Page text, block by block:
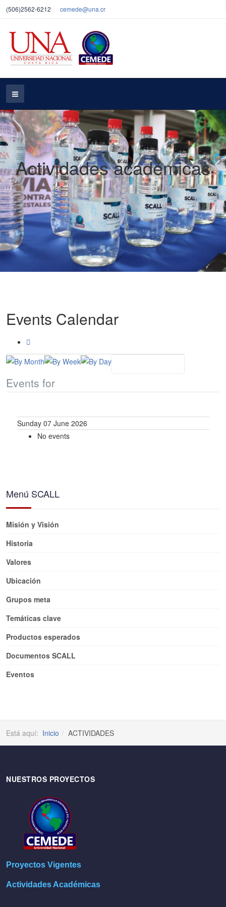
(506)2562-6212 cemede@una.cr
Actividades académicas
Events Calendar
Events for
Sunday 07 June 2026
No events
Menú SCALL
Misión y Visión
Historia
Valores
Ubicación
Grupos meta
Temáticas clave
Productos esperados
Documentos SCALL
Eventos
Está aquí: Inicio ACTIVIDADES
NUESTROS PROYECTOS
Proyectos Vigentes
Actividades Académicas